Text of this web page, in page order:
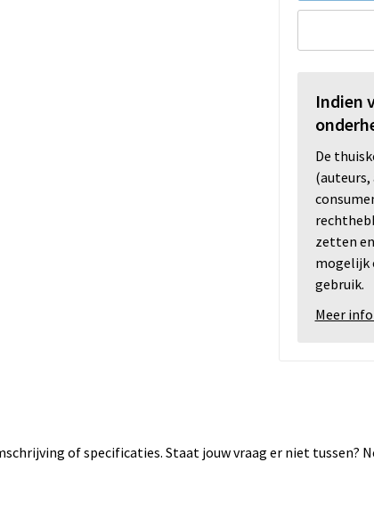
Indien
De
zetten
mogelijk
gebruik.
Meer
of specificaties. Staat jouw vraag er niet tussen?